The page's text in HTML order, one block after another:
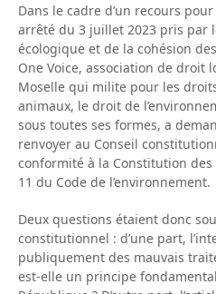
Dans le cadre d’un recours
arrêté du 3 juillet 2023 pris par
écologique et de la cohésion
One Voice, association de droit
Moselle qui milite pour les
animaux, le droit de
sous toutes ses formes, a
renvoyer au Conseil
conformité à la Constitution des
11 du Code de l’environnement.
Deux questions étaient donc
constitutionnel : d’une part,
publiquement des mauvais
est-elle un principe